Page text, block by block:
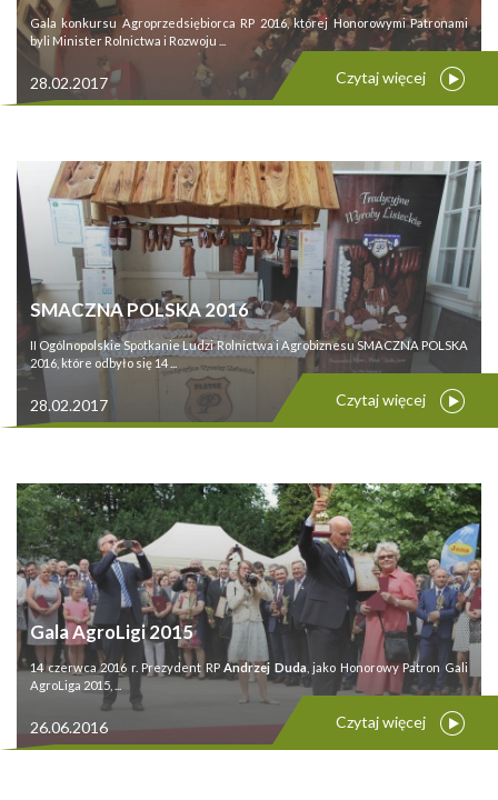
Gala konkursu Agroprzedsiębiorca RP 2016, której Honorowymi Patronami
byli Minister Rolnictwa i Rozwoju ...
28.02.2017 Czytaj więcej
SMACZNA POLSKA 2016
II Ogólnopolskie Spotkanie Ludzi Rolnictwa i Agrobiznesu SMACZNA POLSKA
2016, które odbyło się 14 ...
28.02.2017 Czytaj więcej
Gala AgroLigi 2015
14 czerwca 2016 r. Prezydent RPAndrzej Duda, jako Honorowy Patron Gali
AgroLiga 2015, ...
26.06.2016 Czytaj więcej